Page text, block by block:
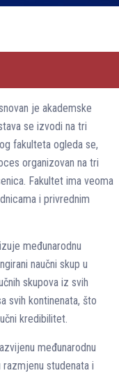
je akademske
se izvodi na tri
fakulteta ogleda se,
organizovan na tri
Fakultet ima veoma
i privrednim
međunarodnu
naučni skup u
skupova iz svih
svih kontinenata, što
kredibilitet.
međunarodnu
studenata i